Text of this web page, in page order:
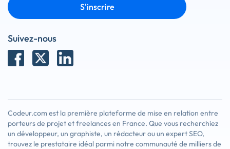
S'inscrire
Suivez-nous
Codeur.com est la première plateforme de mise en relation entre
porteurs de projet et freelances en France. Que vous recherchiez
un développeur, un graphiste, un rédacteur ou un expert SEO,
trouvez le prestataire idéal parmi notre communauté de milliers de